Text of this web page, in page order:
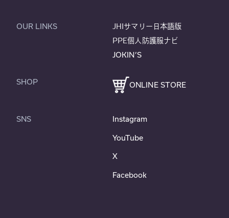
OUR LINKS
JHIサマリー日本語版
PPE個人防護服ナビ
JOKIN’S
SHOP ONLINE STORE
SNS Instagram
YouTube
X
Facebook